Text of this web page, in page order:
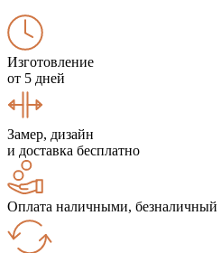
Изготовление
от 5 дней
Замер, дизайн
и доставка бесплатно
Оплата наличными, безналичный